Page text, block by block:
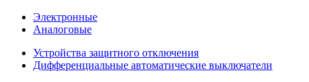
Электронные
Аналоговые
Устройства защитного отключения
Дифференциальные автоматические выключатели